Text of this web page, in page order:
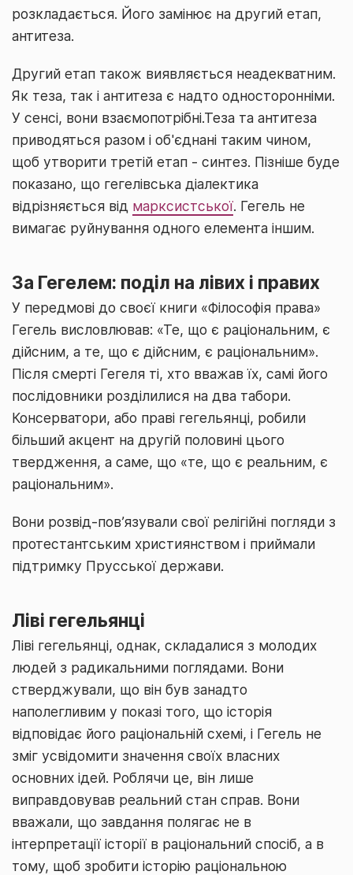
розкладається. Його замінює на другий етап,
антитеза.
Другий етап також виявляється неадекватним.
Як теза, так і антитеза є надто односторонніми.
У сенсі, вони взаємопотрібні.Теза та антитеза
приводяться разом і об'єднані таким чином,
щоб утворити третій етап - синтез. Пізніше буде
показано, що гегелівська діалектика
відрізняється від марксистської. Гегель не
вимагає руйнування одного елемента іншим.
За Гегелем: поділ на лівих і правих
У передмові до своєї книги «Філософія права»
Гегель висловлював: «Те, що є раціональним, є
дійсним, а те, що є дійсним, є раціональним».
Після смерті Гегеля ті, хто вважав їх, самі його
послідовники розділилися на два табори.
Консерватори, або праві гегельянці, робили
більший акцент на другій половині цього
твердження, а саме, що «те, що є реальним, є
раціональним».
Вони розвід-пов’язували свої релігійні погляди з
протестантським християнством і приймали
підтримку Прусської держави.
Ліві гегельянці
Ліві гегельянці, однак, складалися з молодих
людей з радикальними поглядами. Вони
стверджували, що він був занадто
наполегливим у показі того, що історія
відповідає його раціональній схемі, і Гегель не
зміг усвідомити значення своїх власних
основних ідей. Роблячи це, він лише
виправдовував реальний стан справ. Вони
вважали, що завдання полягає не в
інтерпретації історії в раціональний спосіб, а в
тому, щоб зробити історію раціональною